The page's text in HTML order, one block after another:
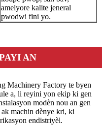
amelyore kalite jeneral
pwodwi fini yo.
AN
Machinery Factory te byen
a, li reyini yon ekip ki gen
modèn nou an gen
machin dènye kri, ki
endistriyèl.